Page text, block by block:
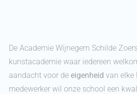
De Academie Wijnegem Schilde
kunstacademie waar iedereen
aandacht voor de eigenheid van elke
medewerker wil onze school een